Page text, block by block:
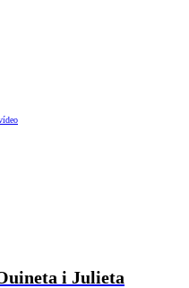
i Julieta